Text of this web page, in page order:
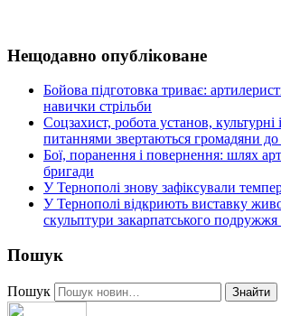
Нещодавно опубліковане
Бойова підготовка триває:
навички стрільби
Соцзахист, робота установ, культурні
питаннями звертаються громадяни
Бої, поранення і повернення: шлях
бригади
У Тернополі знову зафіксували
У Тернополі відкриють виставку
скульптури закарпатського
Пошук
Пошук Знайти